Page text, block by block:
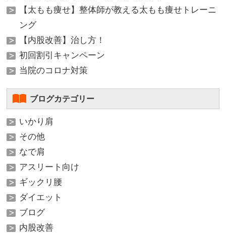
【太もも痩せ】整体師が教える太もも痩せトレーニ
ング
【内股改善】治し方！
初回割引キャンペーン
当院のコロナ対策
ブログカテゴリー
いかり肩
その他
なで肩
アスリート向け
ギックリ腰
ダイエット
ブログ
内股改善